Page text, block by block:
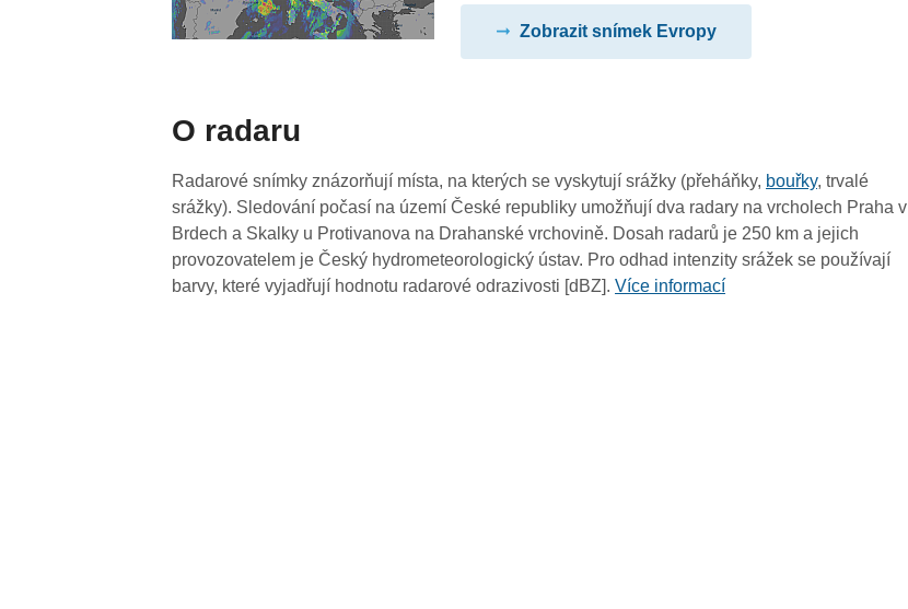
10:05
09:55
09:45
09:35
Zobrazit snímek Evropy
O radaru
Radarové snímky znázorňují místa, na kterých se vyskytují srážky (přeháňky, bouřky, trvalé
srážky). Sledování počasí na území České republiky umožňují dva radary na vrcholech Praha v
Brdech a Skalky u Protivanova na Drahanské vrchovině. Dosah radarů je 250 km a jejich
provozovatelem je Český hydrometeorologický ústav. Pro odhad intenzity srážek se používají
barvy, které vyjadřují hodnotu radarové odrazivosti [dBZ].Více informací